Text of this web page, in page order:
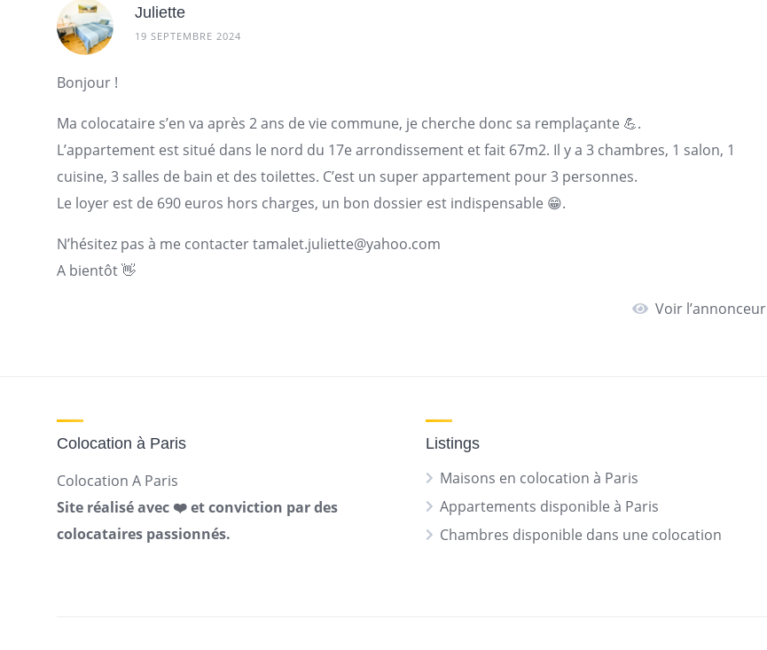
Juliette
19 SEPTEMBRE 2024
Bonjour !
Ma colocataire s’en va après 2 ans de vie commune, je cherche donc sa remplaçante 💪.
L’appartement est situé dans le nord du 17e arrondissement et fait 67m2. Il y a 3 chambres, 1 salon, 1
cuisine, 3 salles de bain et des toilettes. C’est un super appartement pour 3 personnes.
Le loyer est de 690 euros hors charges, un bon dossier est indispensable 😁.
N’hésitez pas à me contactertamalet.juliette@yahoo.com
A bientôt 👋
Voir l’annonceur
Colocation à Paris
Colocation A Paris
Site réalisé avec ❤️ et conviction par des
colocataires passionnés.
Listings
Maisons en colocation à Paris
Appartements disponible à Paris
Chambres disponible dans une colocation